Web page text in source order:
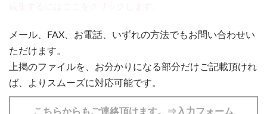
メール、FAX、お電話、いずれの方法でもお問い合わせい
ただけます。
上掲のファイルを、お分かりになる部分だけご記載頂けれ
ば、よりスムーズに対応可能です。
こちらからもご連絡頂けます。⇒入力フォーム